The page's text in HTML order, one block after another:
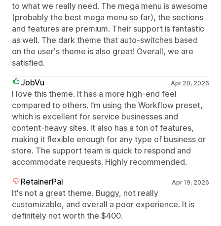
to what we really need. The mega menu is awesome
(probably the best mega menu so far), the sections
and features are premium. Their support is fantastic
as well. The dark theme that auto-switches based
on the user's theme is also great! Overall, we are
satisfied.
JobVu
Apr 20, 2026
I love this theme. It has a more high-end feel
compared to others. I’m using the Workflow preset,
which is excellent for service businesses and
content-heavy sites. It also has a ton of features,
making it flexible enough for any type of business or
store. The support team is quick to respond and
accommodate requests. Highly recommended.
RetainerPal
Apr 19, 2026
It's not a great theme. Buggy, not really
customizable, and overall a poor experience. It is
definitely not worth the $400.